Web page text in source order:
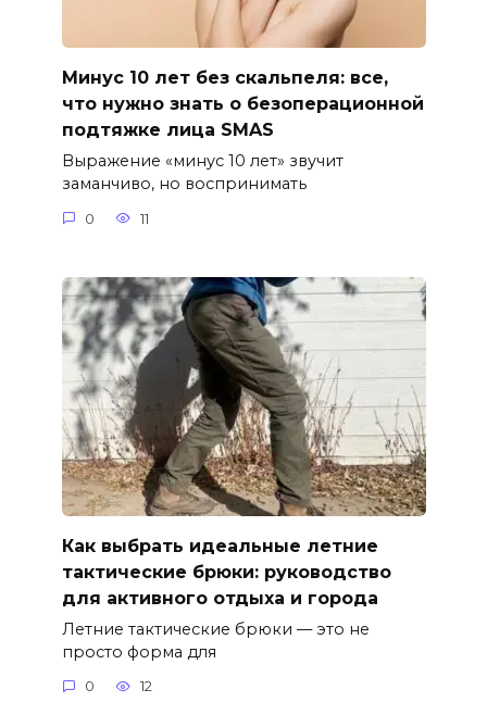
Минус 10 лет без скальпеля: все,
что нужно знать о безоперационной
подтяжке лица SMAS
Выражение «минус 10 лет» звучит
заманчиво, но воспринимать
0 11
Как выбрать идеальные летние
тактические брюки: руководство
для активного отдыха и города
Летние тактические брюки — это не
просто форма для
0 12